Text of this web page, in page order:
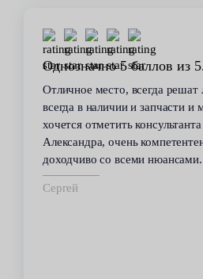
Однозначно 5 баллов из
Отличное место, всегда
всегда в наличии и запчасти и
хочется отметить
Александра, очень
доходчиво со всеми нюансами.
Сергей